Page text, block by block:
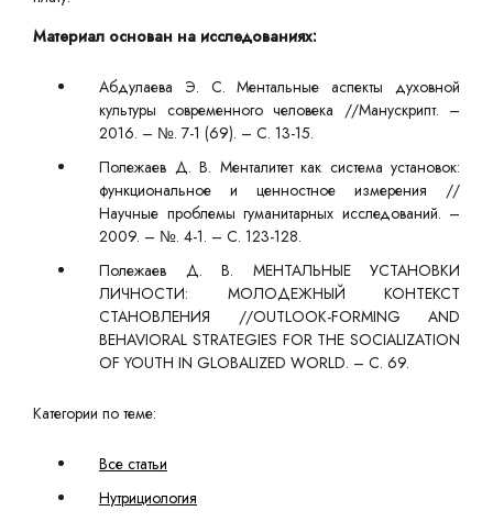
Материал основан на исследованиях:
Абдулаева Э. С. Ментальные аспекты духовной
культуры современного человека //Манускрипт. –
2016. – №. 7-1 (69). – С. 13-15.
Полежаев Д. В. Менталитет как система установок:
функциональное и ценностное измерения //
Научные проблемы гуманитарных исследований. –
2009. – №. 4-1. – С. 123-128.
Полежаев Д. В. МЕНТАЛЬНЫЕ УСТАНОВКИ
ЛИЧНОСТИ: МОЛОДЕЖНЫЙ КОНТЕКСТ
СТАНОВЛЕНИЯ //OUTLOOK-FORMING AND
BEHAVIORAL STRATEGIES FOR THE SOCIALIZATION
OF YOUTH IN GLOBALIZED WORLD. – С. 69.
Категории по теме:
Все статьи
Нутрициология